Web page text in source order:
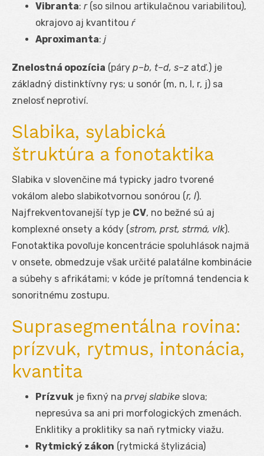
Vibranta: r(so silnou artikulačnou variabilitou),
okrajovo aj kvantitou ŕ
Aproximanta: j
Znelostná opozícia (páry p–b, t–d, s–z atď.) je
základný distinktívny rys; u sonór (m, n, l, r, j) sa
znelosť neprotiví.
Slabika, sylabická
štruktúra a fonotaktika
Slabika v slovenčine má typicky jadro tvorené
vokálom alebo slabikotvornou sonórou (r, l).
Najfrekventovanejší typ je CV, no bežné sú aj
komplexné onsety a kódy (strom, prst, strmá, vlk).
Fonotaktika povoľuje koncentrácie spoluhlások najmä
v onsete, obmedzuje však určité palatálne kombinácie
a súbehy s afrikátami; v kóde je prítomná tendencia k
sonoritnému zostupu.
Suprasegmentálna rovina:
prízvuk, rytmus, intonácia,
kvantita
Prízvuk je fixný na prvej slabike slova;
nepresúva sa ani pri morfologických zmenách.
Enklitiky a proklitiky sa naň rytmicky viažu.
Rytmický zákon (rytmická štylizácia)